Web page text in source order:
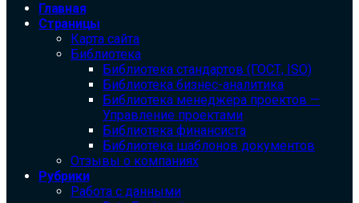
Главная
Страницы
Карта сайта
Библиотека
Библиотека cтандартов (ГОСТ, ISO)
Библиотека бизнес-аналитика
Библиотека менеджера проектов —
Управление проектами
Библиотека финансиста
Библиотека шаблонов документов
Отзывы о компаниях
Рубрики
Работа с данными